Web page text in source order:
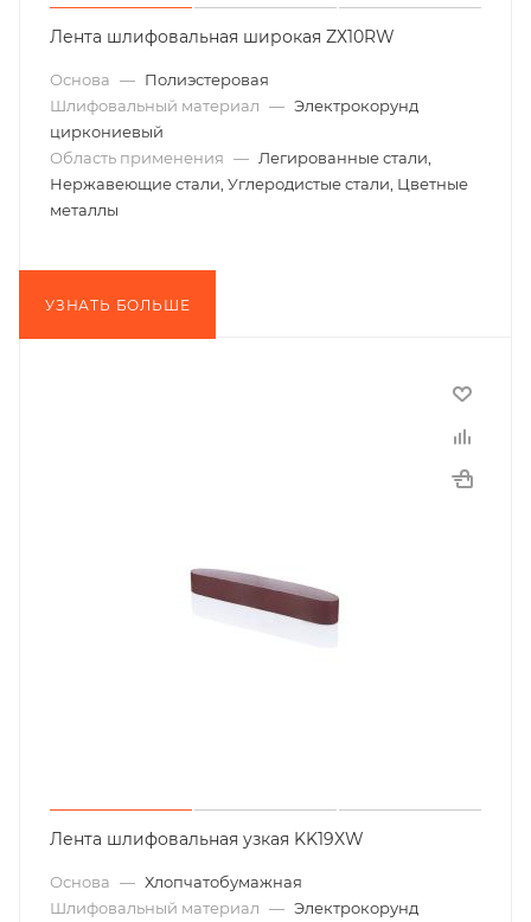
Лента шлифовальная широкая ZХ10RW
Основа — Полиэстеровая
Шлифовальный материал — Электрокорунд
циркониевый
Область применения — Легированные стали,
Нержавеющие стали, Углеродистые стали, Цветные
металлы
УЗНАТЬ БОЛЬШЕ
Лента шлифовальная узкая KK19XW
Основа — Хлопчатобумажная
Шлифовальный материал — Электрокорунд